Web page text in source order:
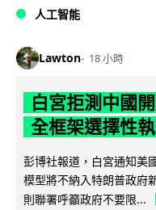
人工智能
Lawton 18 小時
白宮拒測中國
全框架選擇性
彭博社報道，白宮通知美
模型將不納入特朗普政府
則聯署呼籲政府不要限...